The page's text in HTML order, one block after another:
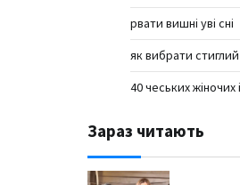
рвати вишні уві сні
як вибрати
40 чеських жіночих
Зараз читають